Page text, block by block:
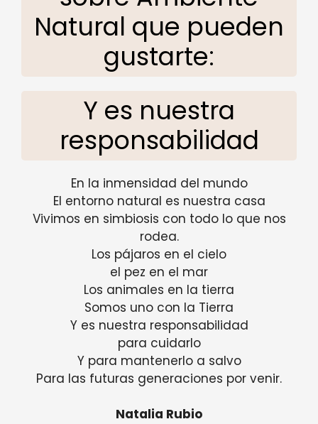
Natural que pueden
gustarte:
Y es nuestra
responsabilidad
En la inmensidad del mundo
El entorno natural es nuestra casa
Vivimos en simbiosis con todo lo que nos
rodea.
Los pájaros en el cielo
el pez en el mar
Los animales en la tierra
Somos uno con la Tierra
Y es nuestra responsabilidad
para cuidarlo
Y para mantenerlo a salvo
Para las futuras generaciones por venir.
Natalia Rubio